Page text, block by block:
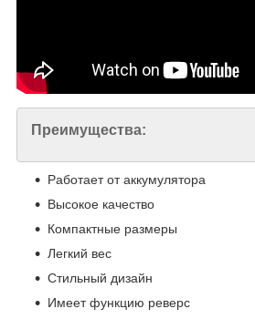
Преимущества:
Работает от аккумулятора
Высокое качество
Компактные размеры
Легкий вес
Стильный дизайн
Имеет функцию реверс